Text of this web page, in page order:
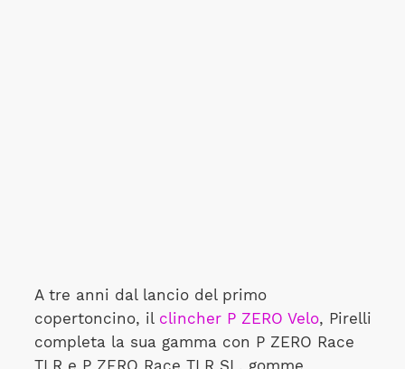
A tre anni dal lancio del primo
copertoncino, il clincher P ZERO Velo, Pirelli
completa la sua gamma con P ZERO Race
TLR e P ZERO Race TLR SL, gomme